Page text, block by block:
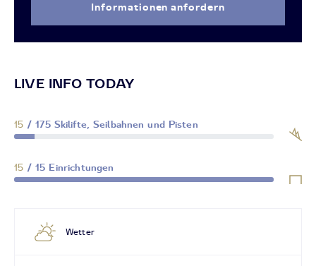
Informationen anfordern
LIVE INFO TODAY
15 / 175 Skilifte, Seilbahnen und Pisten
15 / 15 Einrichtungen
Wetter